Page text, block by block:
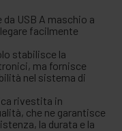
USB A maschio a
facilmente
stabilisce la
ma fornisce
nel sistema di
rivestita in
che ne garantisce
la durata e la